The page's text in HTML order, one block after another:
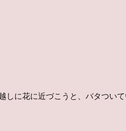
に花に近づこうと、バタつい